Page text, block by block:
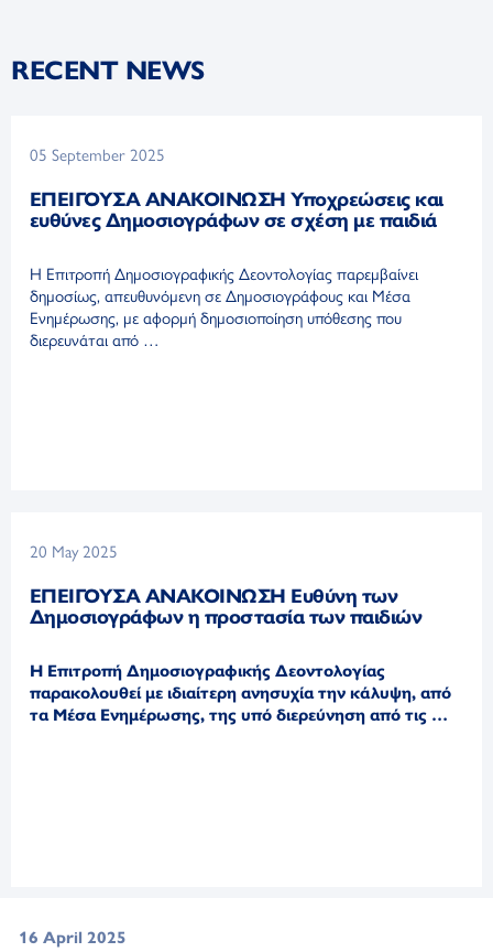
RECENT NEWS
05 September 2025
ΕΠΕΙΓΟΥΣΑ ΑΝΑΚΟΙΝΩΣΗ Υποχρεώσεις και
ευθύνες Δημοσιογράφων σε σχέση με παιδιά
Η Επιτροπή Δημοσιογραφικής Δεοντολογίας παρεμβαίνει
δημοσίως, απευθυνόμενη σε Δημοσιογράφους και Μέσα
Ενημέρωσης, με αφορμή δημοσιοποίηση υπόθεσης που
διερευνάται από …
20 May 2025
ΕΠΕΙΓΟΥΣΑ ΑΝΑΚΟΙΝΩΣΗ Ευθύνη των
Δημοσιογράφων η προστασία των παιδιών
Η Επιτροπή Δημοσιογραφικής Δεοντολογίας
παρακολουθεί με ιδιαίτερη ανησυχία την κάλυψη, από
τα Μέσα Ενημέρωσης, της υπό διερεύνηση από τις …
16 April 2025